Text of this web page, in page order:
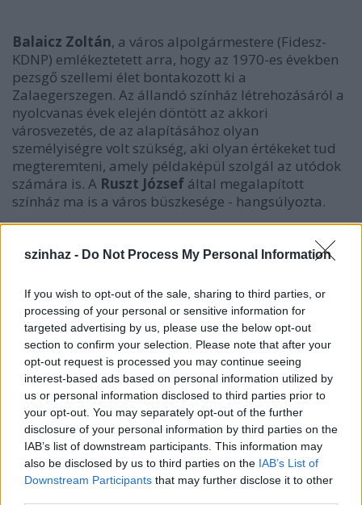
szinhaz - Do Not Process My Personal Information
If you wish to opt-out of the sale, sharing to third parties, or
processing of your personal or sensitive information for
targeted advertising by us, please use the below opt-out
section to confirm your selection. Please note that after your
opt-out request is processed you may continue seeing
interest-based ads based on personal information utilized by
us or personal information disclosed to third parties prior to
your opt-out. You may separately opt-out of the further
disclosure of your personal information by third parties on the
IAB’s list of downstream participants. This information may
also be disclosed by us to third parties on the IAB’s List of
Downstream Participants that may further disclose it to other
Balaicz Zoltán, a város alpolgármestere (Fidesz-
KDNP) emlékeztetett arra, hogy az 1970-es években
pezsgő szellemi élet bontakozott ki a
Zalaegerszegen. Az állandó színház létrehozásáról a
nyolcvanas évek elején döntött az akkori
városvezetés, de az alapításához olyan
személyiségre volt szükség, aki olyan értékeket tud
megteremteni, amely példaképül szolgál az utódok
számára is. A Ruszt József által megalapított
színház ma is a város büszkesége - hangsúlyozta.